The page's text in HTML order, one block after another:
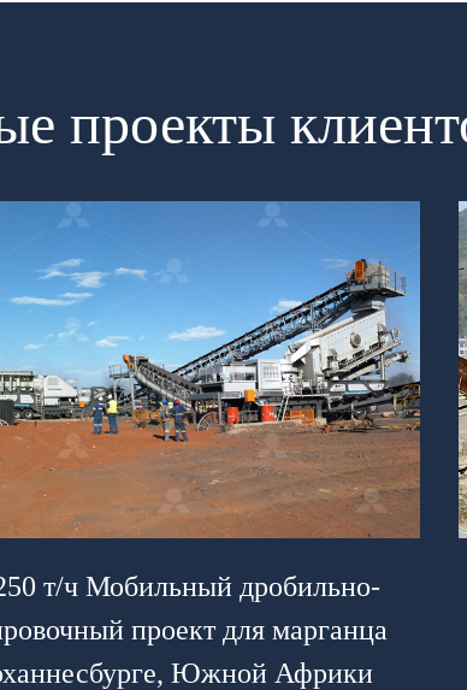
проекты
т/ч Мобильный дробильно-
проект для марганца
Южной Африки